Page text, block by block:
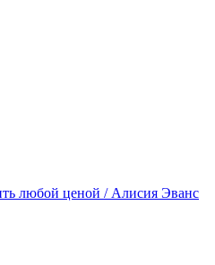
любой ценой / Алисия Эванс